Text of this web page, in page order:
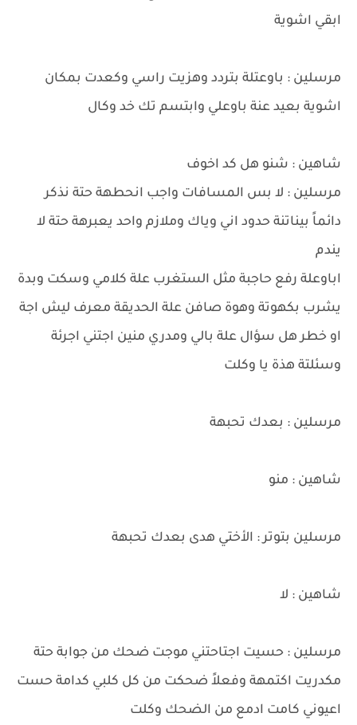
ابقي اشوية
مرسلين : باوعتلة بتردد وهزيت راسي وكعدت بمكان
اشوية بعيد عنة باوعلي وابتسم تك خد وكال
شاهين : شنو هل كد اخوف
مرسلين : لا بس المسافات واجب انحطهة حتة نذكر
دائماً بيناتنة حدود اني وياك وملازم واحد يعبرهة حتة لا
يندم
اباوعلة رفع حاجبة مثل الستغرب علة كلامي وسكت وبدة
يشرب بكهوتة وهوة صافن علة الحديقة معرف ليش اجة
او خطر هل سؤال علة بالي ومدري منين اجتني اجرئة
وسئلتة هذة يا وكلت
مرسلين : بعدك تحبهة
شاهين : منو
مرسلين بتوتر : الأختي هدى بعدك تحبهة
شاهين : لا
مرسلين : حسيت اجتاحتني موجت ضحك من جوابة حتة
مكدريت اكتمهة وفعلاً ضحكت من كل كلبي كدامة حست
اعيوني كامت ادمع من الضحك وكلت